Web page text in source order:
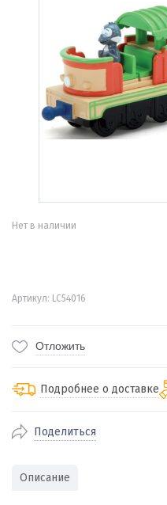
Нет в наличии
Артикул: LC54016
Отложить
Подробнее о доставке
По Екатеринбургу бесплатная
Поделиться
Описание